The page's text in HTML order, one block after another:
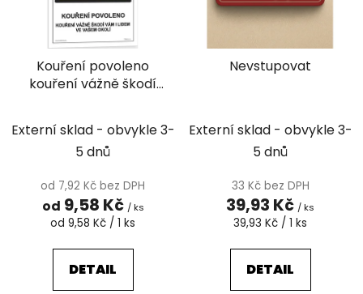
ů
k
Kouření povoleno
kouření vážně škodí
Externí sklad - obvykle 3-
5 dnů
od 7,92 Kč bez DPH
od 9,58 Kč / ks
Měrná
od 9,58 Kč / 1 ks
DETAIL
Nevstupovat
Externí sklad - obvykle 3-
5 dnů
33 Kč bez DPH
39,93 Kč / ks
Měrná
39,93 Kč / 1 ks
DETAIL